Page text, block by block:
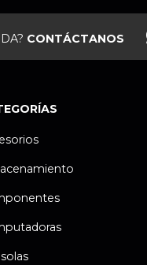
CONTÁCTANOS